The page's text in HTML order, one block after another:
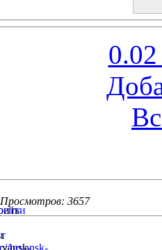
Просмотров: 3657